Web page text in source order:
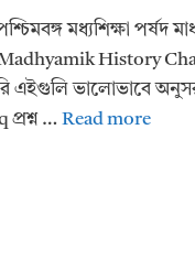
মধ্যশিক্ষা পর্ষদ
/ Madhyamik History
এইগুলি ভালোভাবে
প্রশ্ন … Read more